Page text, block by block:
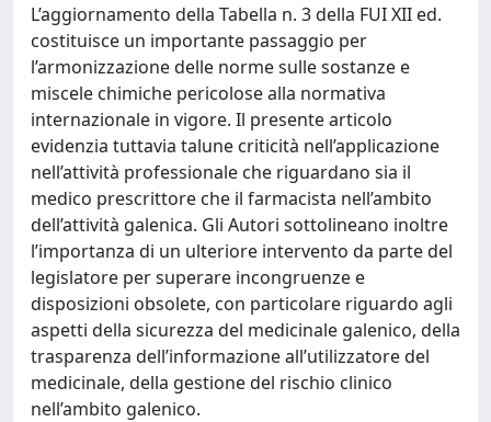
L’aggiornamento della Tabella n. 3 della FUI XII ed.
costituisce un importante passaggio per
l’armonizzazione delle norme sulle sostanze e
miscele chimiche pericolose alla normativa
internazionale in vigore. Il presente articolo
evidenzia tuttavia talune criticità nell’applicazione
nell’attività professionale che riguardano sia il
medico prescrittore che il farmacista nell’ambito
dell’attività galenica. Gli Autori sottolineano inoltre
l’importanza di un ulteriore intervento da parte del
legislatore per superare incongruenze e
disposizioni obsolete, con particolare riguardo agli
aspetti della sicurezza del medicinale galenico, della
trasparenza dell’informazione all’utilizzatore del
medicinale, della gestione del rischio clinico
nell’ambito galenico.